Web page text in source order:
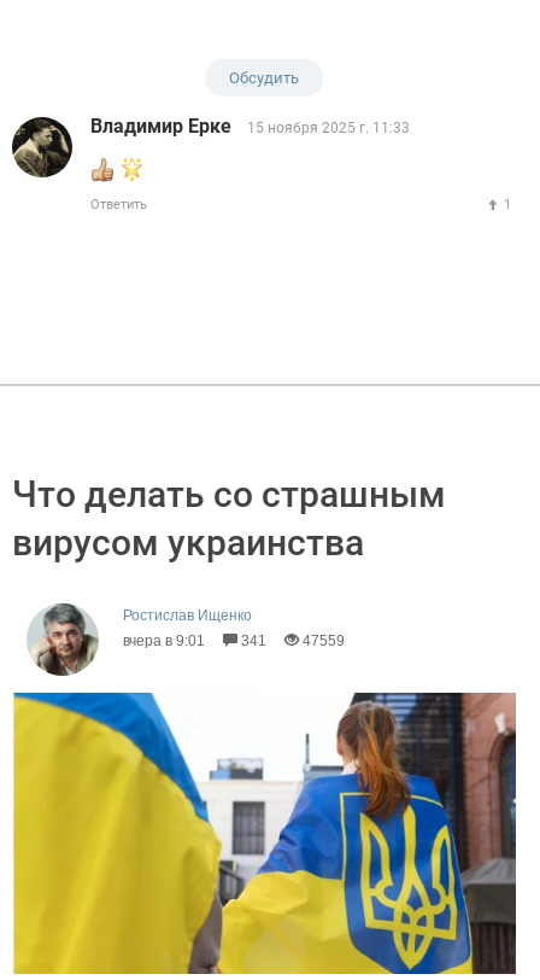
Обсудить
Владимир Ерке 15 ноября 2025 г. 11:33
Ответить 1
Что делать со страшным
вирусом украинства
Ростислав Ищенко
вчера в 9:01
341 47559